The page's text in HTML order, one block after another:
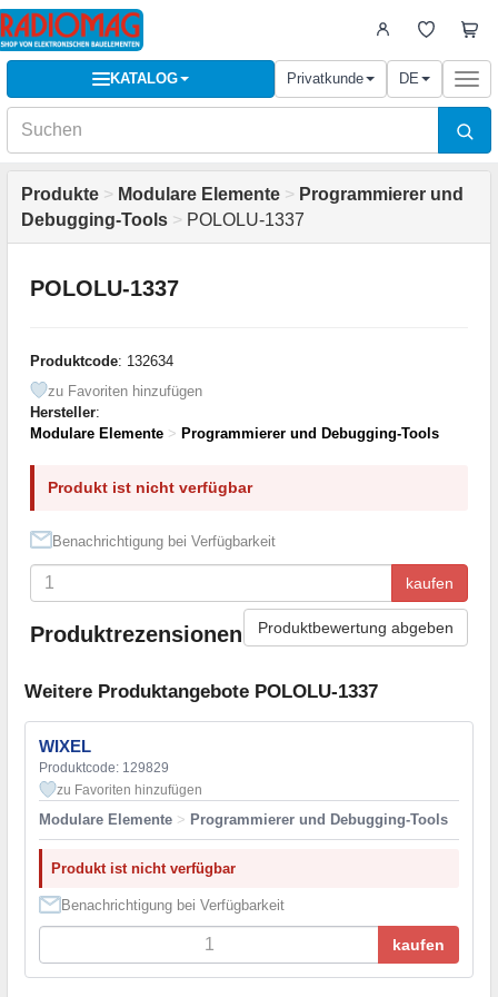
KATALOG Privatkunde DE
Produkte > Modulare Elemente > Programmierer und
Debugging-Tools > POLOLU-1337
POLOLU-1337
Produktcode: 132634
zu Favoriten hinzufügen
Hersteller:
Modulare Elemente > Programmierer und Debugging-Tools
Produkt ist nicht verfügbar
Benachrichtigung bei Verfügbarkeit
kaufen
Produktrezensionen Produktbewertung abgeben
Weitere Produktangebote POLOLU-1337
WIXEL
Produktcode: 129829
zu Favoriten hinzufügen
Modulare Elemente > Programmierer und Debugging-Tools
Produkt ist nicht verfügbar
Benachrichtigung bei Verfügbarkeit
kaufen